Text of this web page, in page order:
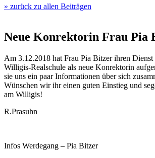
» zurück zu allen Beiträgen
Neue Konrektorin Frau Pia
Am 3.12.2018 hat Frau Pia Bitzer ihren
Willigis-Realschule als neue Konrektorin
sie uns ein paar Informationen über sich
Wünschen wir ihr einen guten Einstieg und
am Willigis!
R.Prasuhn
Infos Werdegang – Pia Bitzer